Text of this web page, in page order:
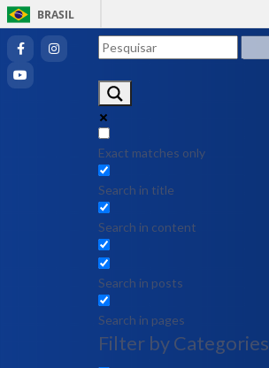
BRASIL
Exact matches only
Search in title
Search in content
Search in posts
Search in pages
Filter by Categories